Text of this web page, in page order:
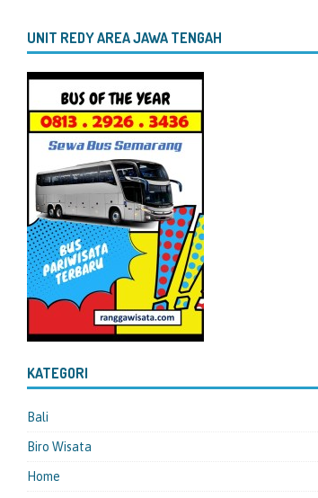
UNIT REDY AREA JAWA TENGAH
KATEGORI
Bali
Biro Wisata
Home